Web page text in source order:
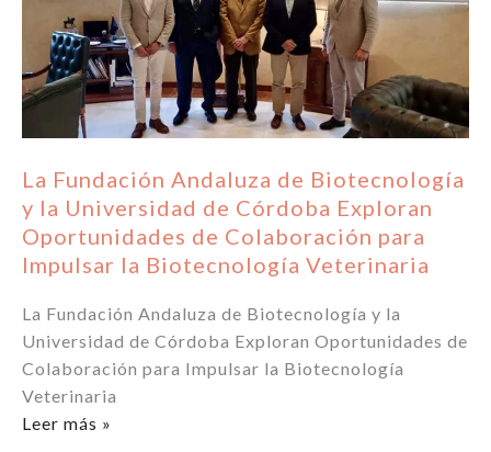
La Fundación Andaluza de Biotecnología
y la Universidad de Córdoba Exploran
Oportunidades de Colaboración para
Impulsar la Biotecnología Veterinaria
La Fundación Andaluza de Biotecnología y la
Universidad de Córdoba Exploran Oportunidades de
Colaboración para Impulsar la Biotecnología
Veterinaria
La
Leer más »